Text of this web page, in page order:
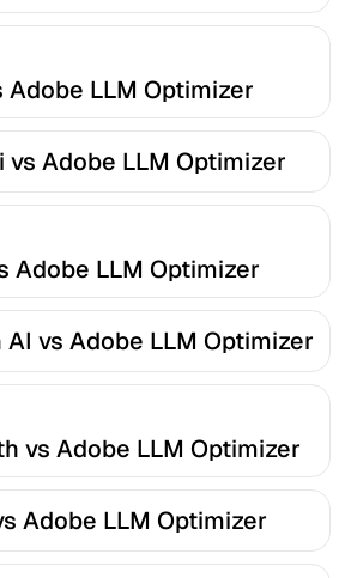
LLM Optimizer
vs Adobe LLM Optimizer
Adobe LLM Optimizer
vs Adobe LLM Optimizer
vs Adobe LLM Optimizer
Adobe LLM Optimizer